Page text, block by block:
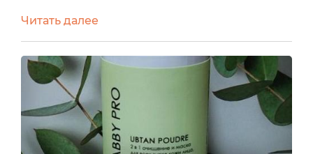
Она закрывается плотно и надёжно.Сифер-
дырочки позволяют дозировать убтан
тончайшим слоем, даря коже только самое
необходимое. Отверстия превращают каждое
использование в ритуал - дозировать порошок
легко, аккуратно и без лишних хлопот....
Читать далее